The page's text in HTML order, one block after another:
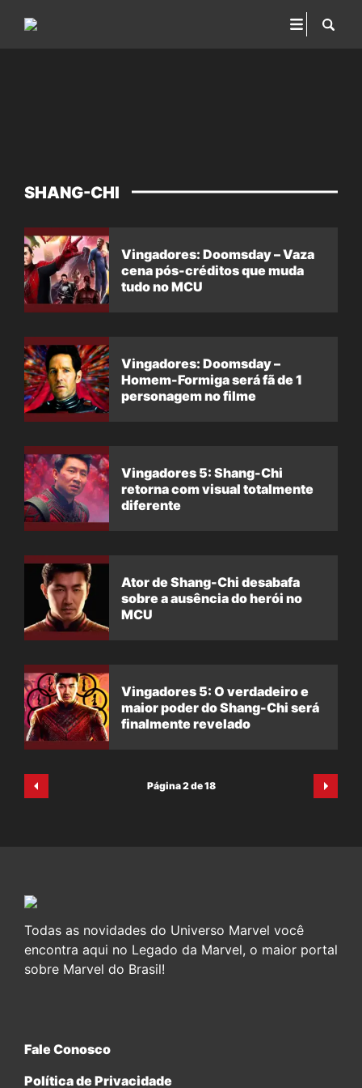
SHANG-CHI
Vingadores: Doomsday – Vaza
cena pós-créditos que muda
tudo no MCU
Vingadores: Doomsday –
Homem-Formiga será fã de 1
personagem no filme
Vingadores 5: Shang-Chi
retorna com visual totalmente
diferente
Ator de Shang-Chi desabafa
sobre a ausência do herói no
MCU
Vingadores 5: O verdadeiro e
maior poder do Shang-Chi será
finalmente revelado
Página 2 de 18
Todas as novidades do Universo Marvel você
encontra aqui no Legado da Marvel, o maior portal
sobre Marvel do Brasil!
Fale Conosco
Política de Privacidade